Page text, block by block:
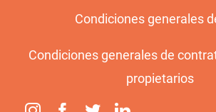
Condiciones generales
Condiciones generales de
propietarios